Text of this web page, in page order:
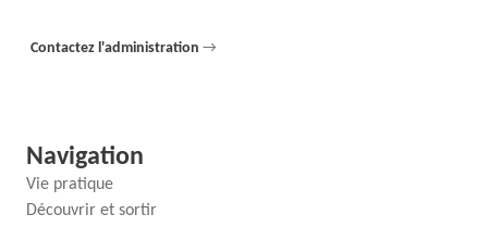
Contactez l'administration →
Navigation
Vie pratique
Découvrir et sortir